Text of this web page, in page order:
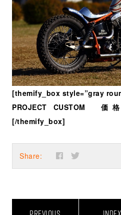
[themify_box style=”gray
PROJECT CUSTOM
[/themify_box]
Share: